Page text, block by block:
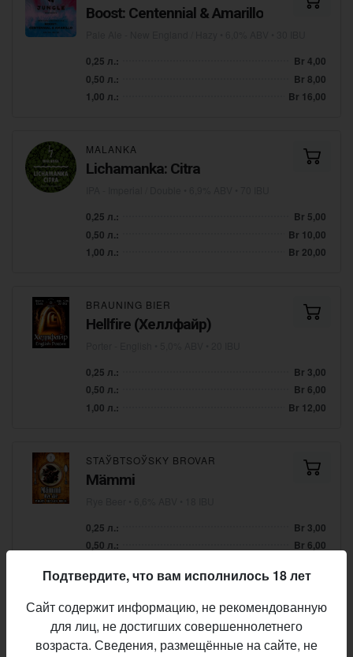
Boost: Centennial & Amarillo
0,25 л.:
Br 4,00
0,50 л.:
Br 8,00
1,00 л.:
Br 16,00
MALANKA
Lichamanka: Citra
0,25 л.:
Br 5,00
0,50 л.:
Br 10,00
1,00 л.:
Br 20,00
BRAUNING BIER
Hellfire (Хеллфайр)
0,25 л.:
Br 3,00
0,50 л.:
Br 6,00
1,00 л.:
Br 12,00
STAЎBTSOЎSKY BROVAR
Mämmi
0,25 л.:
Br 3,00
0,50 л.:
Br 6,00
GLETCHER
Milk of Amnesia v. Tropic
Milkshake IPA
Подтвердите, что вам исполнилось 18 лет
Сайт содержит информацию, не рекомендованную
для лиц, не достигших совершеннолетнего
возраста. Сведения, размещённые на сайте, не